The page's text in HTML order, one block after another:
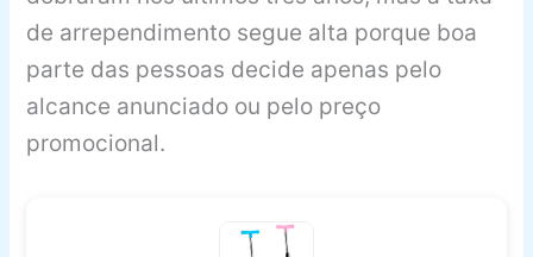
de arrependimento segue alta porque boa
parte das pessoas decide apenas pelo
alcance anunciado ou pelo preço
promocional.